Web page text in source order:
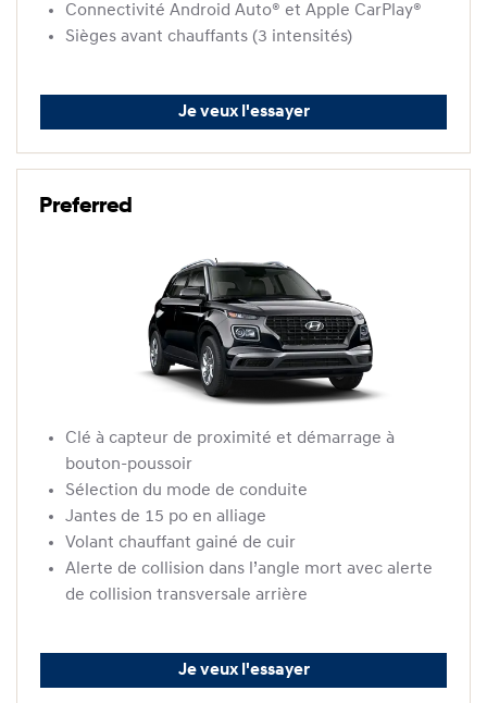
Connectivité Android Auto® et Apple CarPlay®
Sièges avant chauffants (3 intensités)
Je veux l'essayer
Preferred
Clé à capteur de proximité et démarrage à
bouton-poussoir
Sélection du mode de conduite
Jantes de 15 po en alliage
Volant chauffant gainé de cuir
Alerte de collision dans l’angle mort avec alerte
de collision transversale arrière
Je veux l'essayer